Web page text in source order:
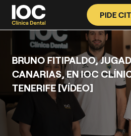
PIDE
BRUNO FITIPALDO,
CANARIAS, EN IOC
TENERIFE [VÍDEO]